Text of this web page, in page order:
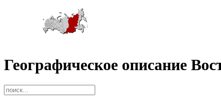
Географическое описание